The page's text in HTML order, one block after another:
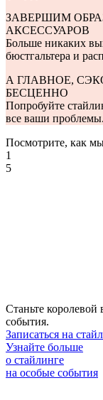
ЗАВЕРШИМ
АКСЕССУАРОВ
Больше никаких
бюстгальтера и
А ГЛАВНОЕ,
БЕСЦЕННО
Попробуйте
все ваши проблемы.
Посмотрите, как
1
5
Станьте королевой
события.
Записаться на
Узнайте больше
о стайлинге
на особые события